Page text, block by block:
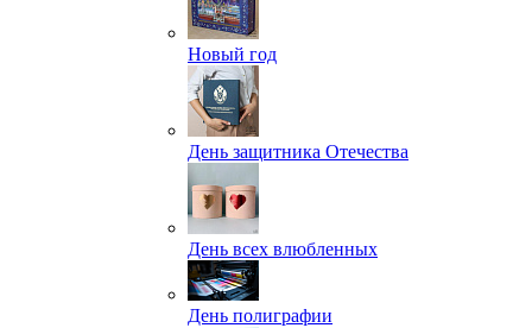
Новый год
День защитника Отечества
День всех влюбленных
День полиграфии